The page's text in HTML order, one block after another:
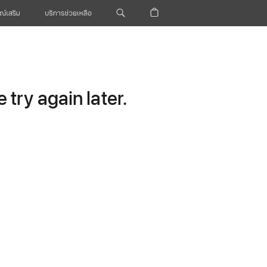
เสริม บริการช่วยเหลือ
try again later.